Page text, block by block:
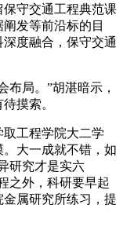
守交通工程典范课
发等前沿标的目
度融合，保守交通
局。”胡湛暗示，
摸索。
工程学院大二学
大一成就不错，如
研究才是实六
之外，科研要早起
属研究所练习，提